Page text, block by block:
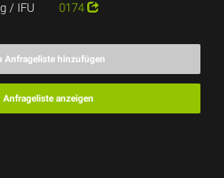
/ IFU
0174
Anfrageliste hinzufügen
Anfrageliste anzeigen